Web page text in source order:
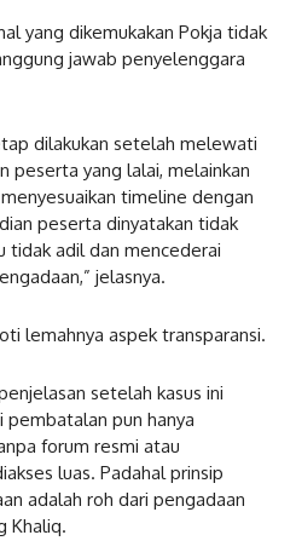
yang dikemukakan Pokja tidak
jawab penyelenggara
dilakukan setelah melewati
peserta yang lalai, melainkan
timeline dengan
peserta dinyatakan tidak
tidak adil dan mencederai
jelasnya.
lemahnya aspek transparansi.
setelah kasus ini
pembatalan pun hanya
forum resmi atau
luas. Padahal prinsip
adalah roh dari pengadaan
Khaliq.